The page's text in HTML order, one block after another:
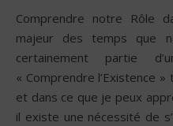
Comprendre notre Rôle dans l’existence est un enjeu
majeur des temps que
certainement partie
« Comprendre l’Existence
et dans ce que je peux
il existe une nécessité de